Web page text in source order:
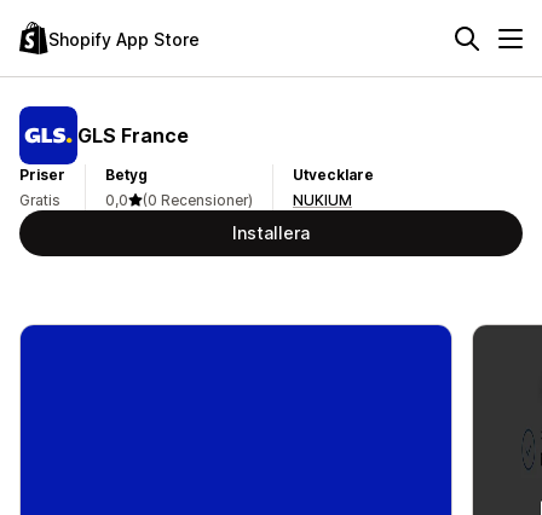
Shopify App Store
GLS France
Priser
Gratis
Betyg
0,0
(0 Recensioner)
Utvecklare
NUKIUM
Installera